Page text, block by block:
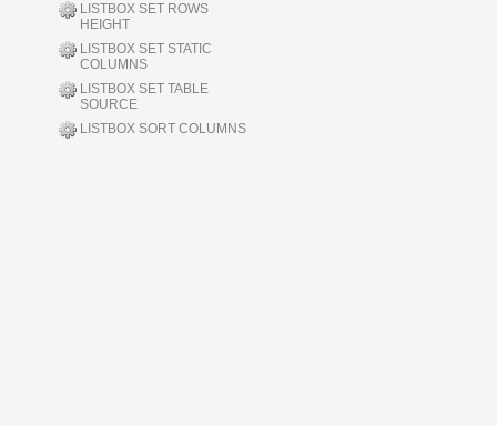
LISTBOX SET ROWS
HEIGHT
LISTBOX SET STATIC
COLUMNS
LISTBOX SET TABLE
SOURCE
LISTBOX SORT COLUMNS